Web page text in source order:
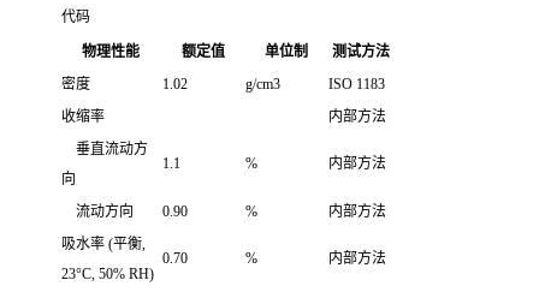
代码
物理性能 额定值 单位制
测试方法
密度
1.02 g/cm3
ISO 1183
收缩率
内部方法
垂直流动方
向
1.1 % 内部方法
流动方向 0.90 %
内部方法
吸水率 (平衡,
23°C, 50% RH)
0.70 % 内部方法